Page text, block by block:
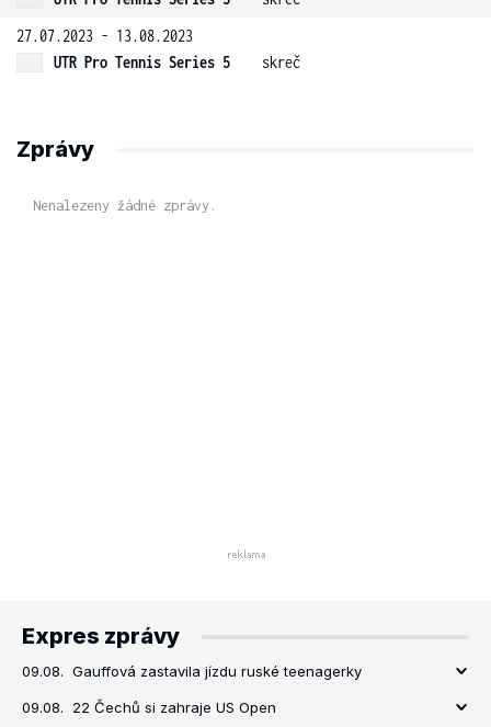
27.07.2023 - 13.08.2023
UTR Pro Tennis Series 5
skreč
Zprávy
Nenalezeny žádné zprávy.
Expres zprávy
09.08. Gauffová zastavila jízdu ruské teenagerky
09.08. 22 Čechů si zahraje US Open